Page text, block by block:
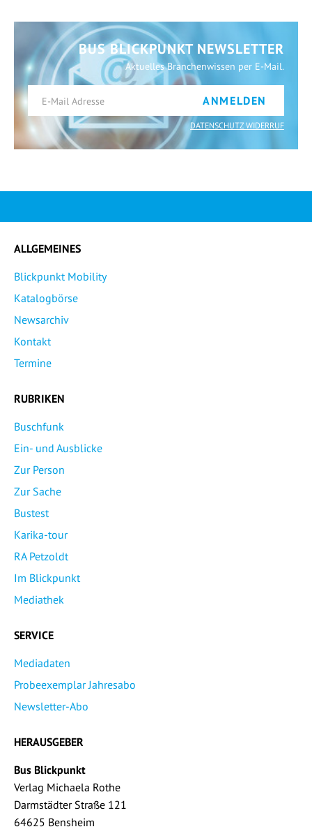
BUS BLICKPUNKT NEWSLETTER
Aktuelles Branchenwissen per E-Mail.
ANMELDEN
DATENSCHUTZ WIDERRUF
ALLGEMEINES
Blickpunkt Mobility
Katalogbörse
Newsarchiv
Kontakt
Termine
RUBRIKEN
Buschfunk
Ein- und Ausblicke
Zur Person
Zur Sache
Bustest
Karika-tour
RA Petzoldt
Im Blickpunkt
Mediathek
SERVICE
Mediadaten
Probeexemplar Jahresabo
Newsletter-Abo
HERAUSGEBER
Bus Blickpunkt
Verlag Michaela Rothe
Darmstädter Straße 121
64625 Bensheim